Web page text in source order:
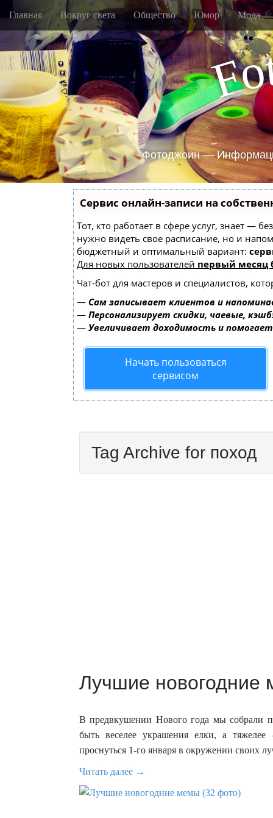
a
n
m
e
n
u
k
i
p
t
o
n
t
e
n
t
Главная Вокруг света Общество Юмор Мода
Fo
Фотоджоин —
Сервис онлайн-записи на
Тот, кто работает в сфере услуг, знает —
нужно видеть свое расписание, но и
бюджетный и оптимальный вариант:
Для новых пользователей первый месяц
Чат-бот для мастеров и специалистов,
— Сам записывает клиентов и
— Персонализирует скидки, чаевые,
— Увеличивает доходимость и
Начать пользоваться
сервисом
Tag Archive for поход
Лучшие
В предвкушении Нового года мы собрали
быть веселее украшения елки, а
проснуться 1-го января в окружении своих
Читать далее →